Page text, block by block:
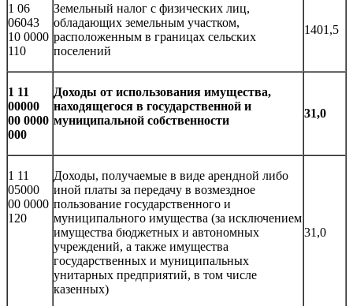
1 06
06043
10 0000
110
Земельный налог с физических лиц,
обладающих земельным участком,
расположенным в границах сельских
поселений
1401,5
1 11
00000
00 0000
000
Доходы от использования имущества,
находящегося в государственной и
муниципальной собственности
31,0
1 11
05000
00 0000
120
Доходы, получаемые в виде арендной либо
иной платы за передачу в возмездное
пользование государственного и
муниципального имущества (за исключением
имущества бюджетных и автономных
учреждений, а также имущества
государственных и муниципальных
унитарных предприятий, в том числе
казенных)
31,0